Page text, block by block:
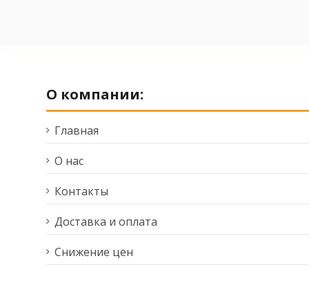
О компании:
Главная
О нас
Контакты
Доставка и оплата
Снижение цен